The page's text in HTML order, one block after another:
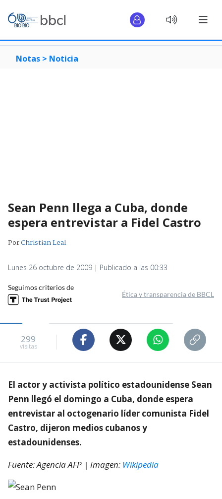
Notas > Noticia
Sean Penn llega a Cuba, donde
espera entrevistar a Fidel Castro
PorChristian Leal
Lunes 26 octubre de 2009 | Publicado a las 00:33
Seguimos criterios de
Ética y transparencia de BBCL
299
visitas
El actor y activista político estadounidense Sean
Penn llegó el domingo a Cuba, donde espera
entrevistar al octogenario líder comunista Fidel
Castro, dijeron medios cubanos y
estadounidenses.
Fuente: Agencia AFP | Imagen: Wikipedia